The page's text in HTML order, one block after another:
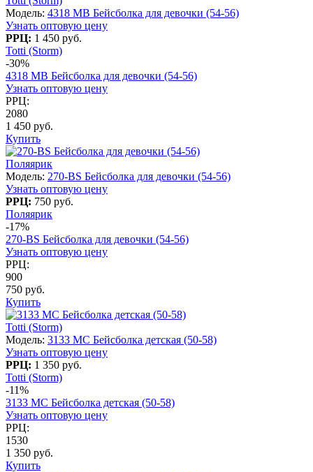
Модель: 4318 МB Бейсболка для девочки (54-56)
Узнать оптовую цену
РРЦ: 1 450 руб.
Totti (Storm)
-30%
4318 МB Бейсболка для девочки (54-56)
Узнать оптовую цену
РРЦ:
2080
1 450 руб.
Купить
Поляярик
Модель: 270-BS Бейсболка для девочки (54-56)
Узнать оптовую цену
РРЦ: 750 руб.
Поляярик
-17%
270-BS Бейсболка для девочки (54-56)
Узнать оптовую цену
РРЦ:
900
750 руб.
Купить
Totti (Storm)
Модель: 3133 МС Бейсболка детская (50-58)
Узнать оптовую цену
РРЦ: 1 350 руб.
Totti (Storm)
-11%
3133 МС Бейсболка детская (50-58)
Узнать оптовую цену
РРЦ:
1530
1 350 руб.
Купить